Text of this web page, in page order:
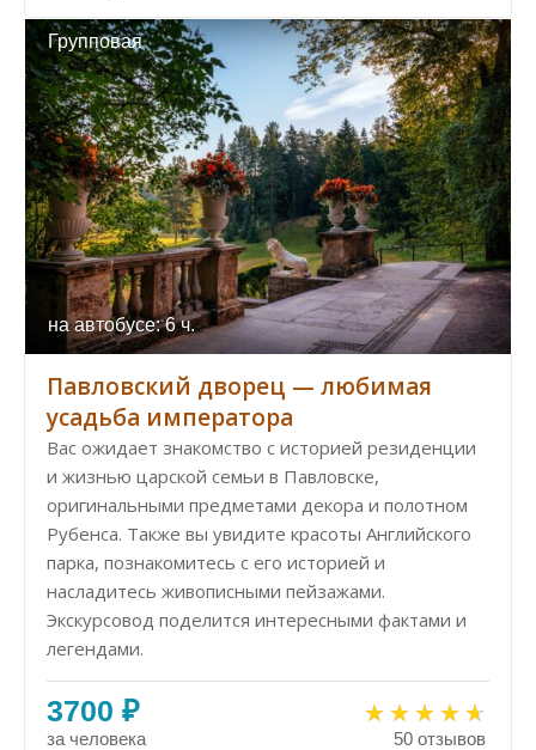
Групповая
на автобусе: 6 ч.
Павловский дворец — любимая
усадьба императора
Вас ожидает знакомство с историей резиденции
и жизнью царской семьи в Павловске,
оригинальными предметами декора и полотном
Рубенса. Также вы увидите красоты Английского
парка, познакомитесь с его историей и
насладитесь живописными пейзажами.
Экскурсовод поделится интересными фактами и
легендами.
3700 ₽
за человека 50 отзывов